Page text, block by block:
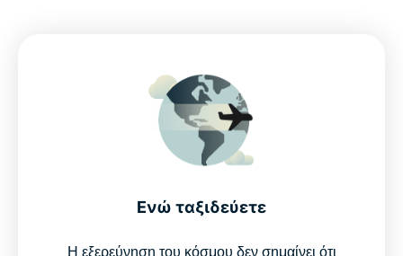
Ενώ ταξιδεύετε
Η εξερεύνηση του κόσμου δεν σημαίνει ότι